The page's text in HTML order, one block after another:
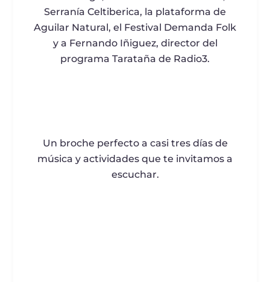
Serranía Celtiberica, la plataforma de
Aguilar Natural, el Festival Demanda Folk
y a Fernando Iñiguez, director del
programa Tarataña de Radio3.
Un broche perfecto a casi tres días de
música y actividades que te invitamos a
escuchar.